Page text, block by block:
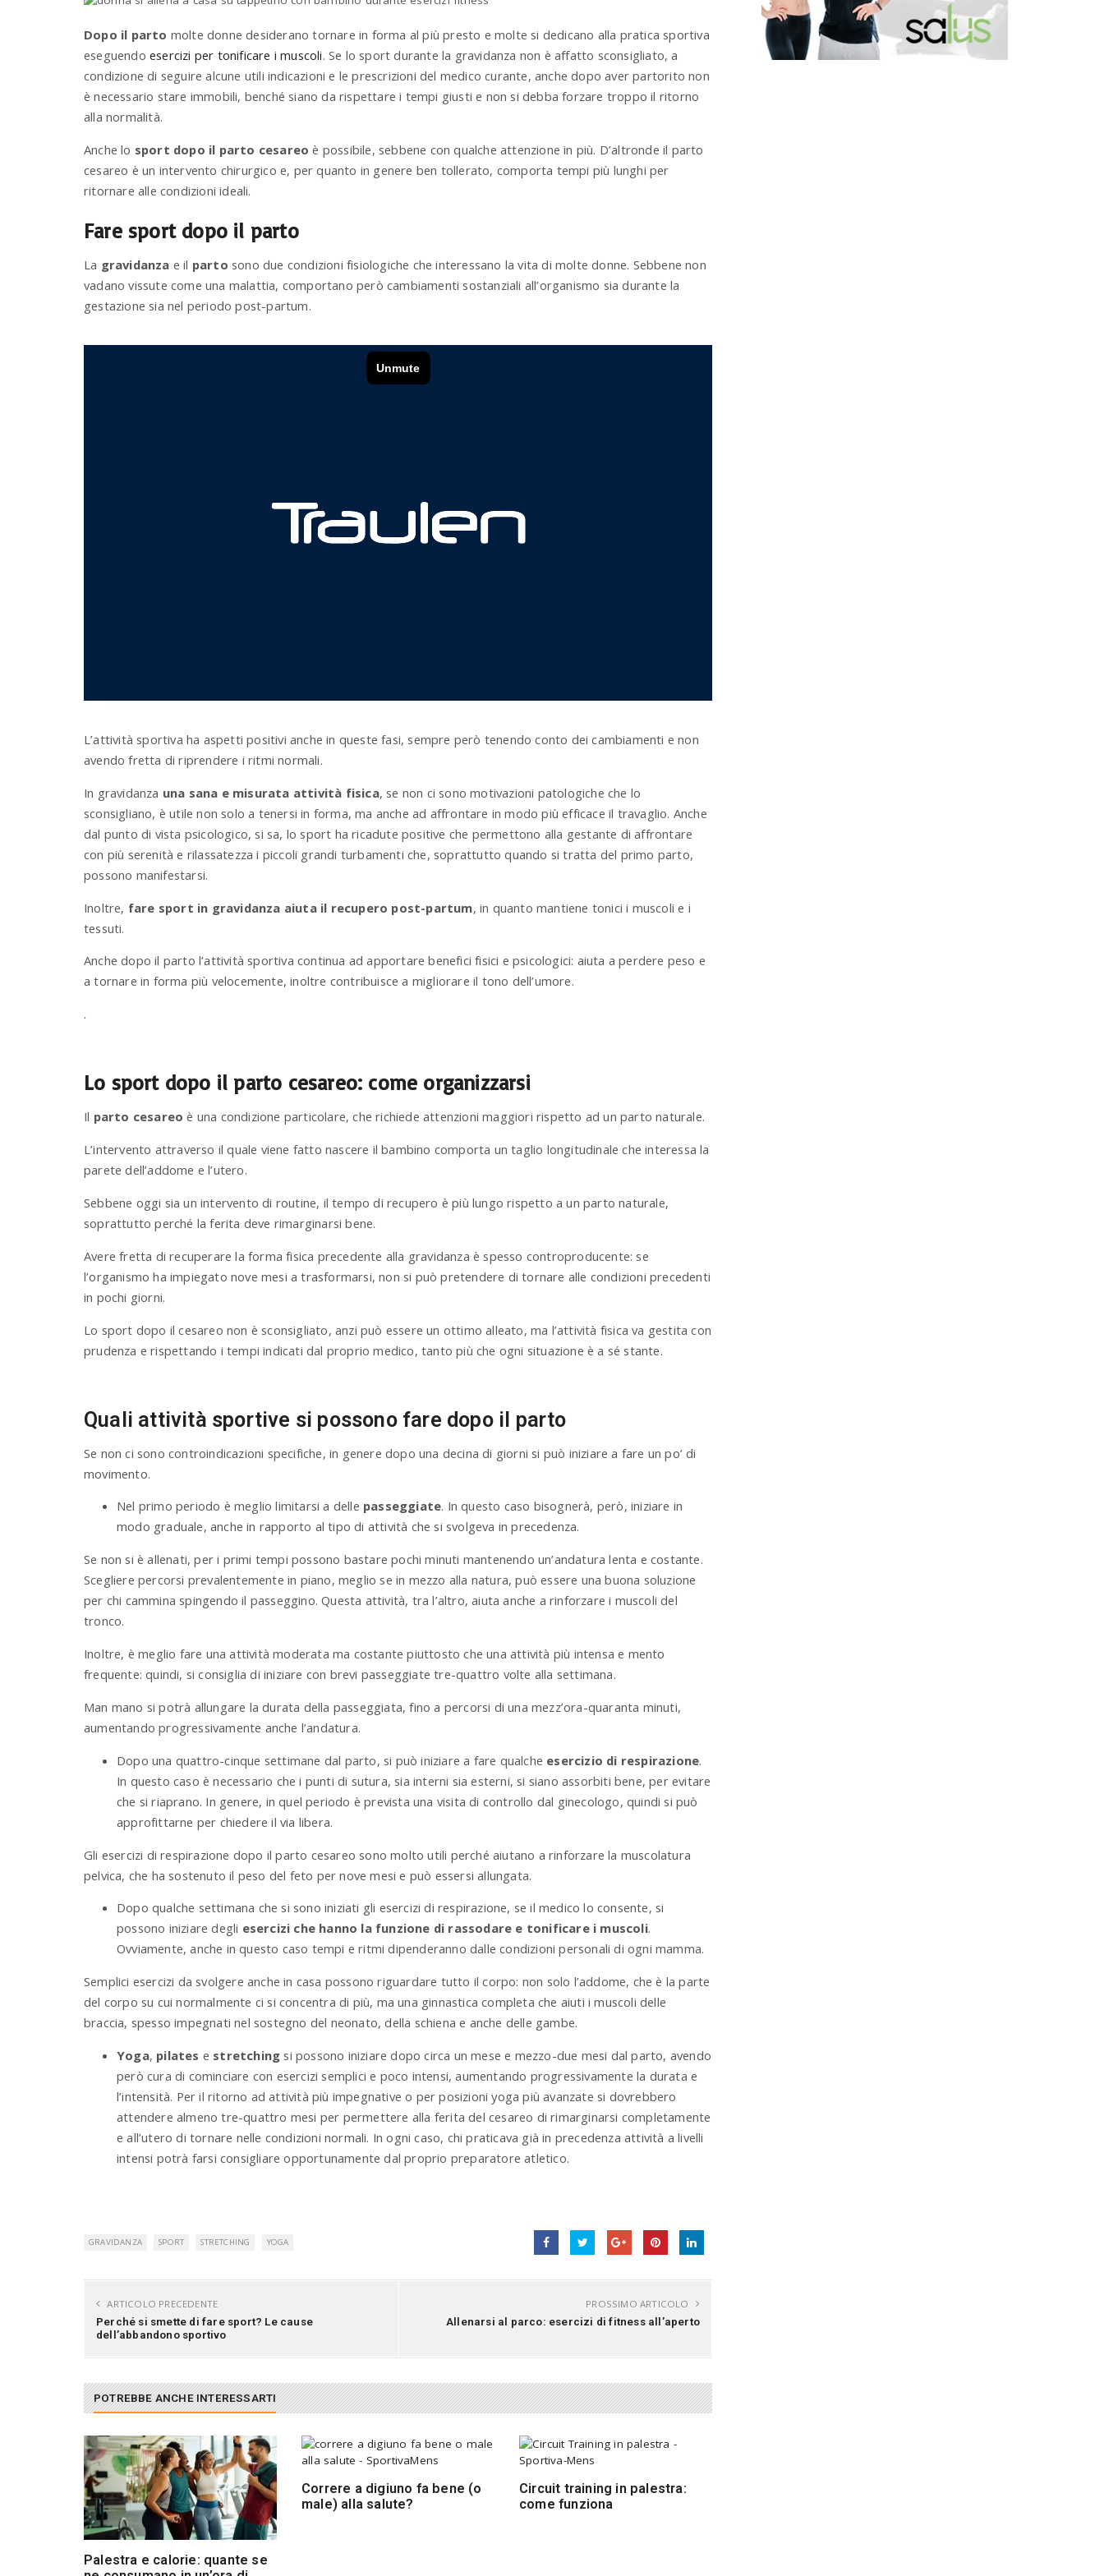
Dopo il parto molte donne desiderano tornare in forma al più presto e molte si dedicano alla pratica sportiva
eseguendo esercizi per tonificare i muscoli. Se lo sport durante la gravidanza non è affatto sconsigliato, a
condizione di seguire alcune utili indicazioni e le prescrizioni del medico curante, anche dopo aver partorito non
è necessario stare immobili, benché siano da rispettare i tempi giusti e non si debba forzare troppo il ritorno
alla normalità.
Anche lo sport dopo il parto cesareo è possibile, sebbene con qualche attenzione in più. D’altronde il parto
cesareo è un intervento chirurgico e, per quanto in genere ben tollerato, comporta tempi più lunghi per
ritornare alle condizioni ideali.
Fare sport dopo il parto
La gravidanza e il parto sono due condizioni fisiologiche che interessano la vita di molte donne. Sebbene non
vadano vissute come una malattia, comportano però cambiamenti sostanziali all’organismo sia durante la
gestazione sia nel periodo post-partum.
L’attività sportiva ha aspetti positivi anche in queste fasi, sempre però tenendo conto dei cambiamenti e non
avendo fretta di riprendere i ritmi normali.
In gravidanza una sana e misurata attività fisica, se non ci sono motivazioni patologiche che lo
sconsigliano, è utile non solo a tenersi in forma, ma anche ad affrontare in modo più efficace il travaglio. Anche
dal punto di vista psicologico, si sa, lo sport ha ricadute positive che permettono alla gestante di affrontare
con più serenità e rilassatezza i piccoli grandi turbamenti che, soprattutto quando si tratta del primo parto,
possono manifestarsi.
Inoltre, fare sport in gravidanza aiuta il recupero post-partum, in quanto mantiene tonici i muscoli e i
tessuti.
Anche dopo il parto l’attività sportiva continua ad apportare benefici fisici e psicologici: aiuta a perdere peso e
a tornare in forma più velocemente, inoltre contribuisce a migliorare il tono dell’umore.
.
Lo sport dopo il parto cesareo: come organizzarsi
Il parto cesareo è una condizione particolare, che richiede attenzioni maggiori rispetto ad un parto naturale.
L’intervento attraverso il quale viene fatto nascere il bambino comporta un taglio longitudinale che interessa la
parete dell’addome e l’utero.
Sebbene oggi sia un intervento di routine, il tempo di recupero è più lungo rispetto a un parto naturale,
soprattutto perché la ferita deve rimarginarsi bene.
Avere fretta di recuperare la forma fisica precedente alla gravidanza è spesso controproducente: se
l’organismo ha impiegato nove mesi a trasformarsi, non si può pretendere di tornare alle condizioni precedenti
in pochi giorni.
Lo sport dopo il cesareo non è sconsigliato, anzi può essere un ottimo alleato, ma l’attività fisica va gestita con
prudenza e rispettando i tempi indicati dal proprio medico, tanto più che ogni situazione è a sé stante.
Quali attività sportive si possono fare dopo il parto
Se non ci sono controindicazioni specifiche, in genere dopo una decina di giorni si può iniziare a fare un po’ di
movimento.
Nel primo periodo è meglio limitarsi a delle passeggiate. In questo caso bisognerà, però, iniziare in
modo graduale, anche in rapporto al tipo di attività che si svolgeva in precedenza.
Se non si è allenati, per i primi tempi possono bastare pochi minuti mantenendo un’andatura lenta e costante.
Scegliere percorsi prevalentemente in piano, meglio se in mezzo alla natura, può essere una buona soluzione
per chi cammina spingendo il passeggino. Questa attività, tra l’altro, aiuta anche a rinforzare i muscoli del
tronco.
Inoltre, è meglio fare una attività moderata ma costante piuttosto che una attività più intensa e mento
frequente: quindi, si consiglia di iniziare con brevi passeggiate tre-quattro volte alla settimana.
Man mano si potrà allungare la durata della passeggiata, fino a percorsi di una mezz’ora-quaranta minuti,
aumentando progressivamente anche l’andatura.
Dopo una quattro-cinque settimane dal parto, si può iniziare a fare qualche esercizio di respirazione.
In questo caso è necessario che i punti di sutura, sia interni sia esterni, si siano assorbiti bene, per evitare
che si riaprano. In genere, in quel periodo è prevista una visita di controllo dal ginecologo, quindi si può
approfittarne per chiedere il via libera.
Gli esercizi di respirazione dopo il parto cesareo sono molto utili perché aiutano a rinforzare la muscolatura
pelvica, che ha sostenuto il peso del feto per nove mesi e può essersi allungata.
Dopo qualche settimana che si sono iniziati gli esercizi di respirazione, se il medico lo consente, si
possono iniziare degli esercizi che hanno la funzione di rassodare e tonificare i muscoli.
Ovviamente, anche in questo caso tempi e ritmi dipenderanno dalle condizioni personali di ogni mamma.
Semplici esercizi da svolgere anche in casa possono riguardare tutto il corpo: non solo l’addome, che è la parte
del corpo su cui normalmente ci si concentra di più, ma una ginnastica completa che aiuti i muscoli delle
braccia, spesso impegnati nel sostegno del neonato, della schiena e anche delle gambe.
Yoga, pilates e stretching si possono iniziare dopo circa un mese e mezzo-due mesi dal parto, avendo
però cura di cominciare con esercizi semplici e poco intensi, aumentando progressivamente la durata e
l’intensità. Per il ritorno ad attività più impegnative o per posizioni yoga più avanzate si dovrebbero
attendere almeno tre-quattro mesi per permettere alla ferita del cesareo di rimarginarsi completamente
e all’utero di tornare nelle condizioni normali. In ogni caso, chi praticava già in precedenza attività a livelli
intensi potrà farsi consigliare opportunamente dal proprio preparatore atletico.
GRAVIDANZA SPORT STRETCHING YOGA
ARTICOLO PRECEDENTE
Perché si smette di fare sport? Le cause
dell’abbandono sportivo
PROSSIMO ARTICOLO
Allenarsi al parco: esercizi di fitness all’aperto
POTREBBE ANCHE INTERESSARTI
Palestra e calorie: quante se
Correre a digiuno fa bene (o
male) alla salute?
Circuit training in palestra:
come funziona